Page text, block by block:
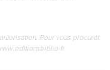
Pour vous procurer